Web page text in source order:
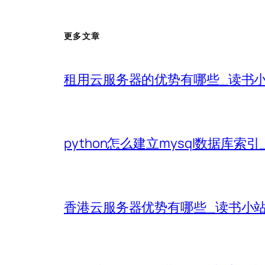
更多文章
租用云服务器的优势有哪些_读书
python怎么建立mysql数据库索引
香港云服务器优势有哪些_读书小